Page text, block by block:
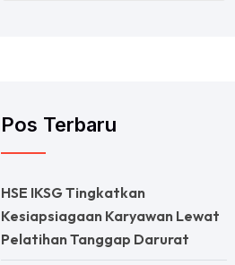
Pos Terbaru
HSE IKSG Tingkatkan
Kesiapsiagaan Karyawan Lewat
Pelatihan Tanggap Darurat